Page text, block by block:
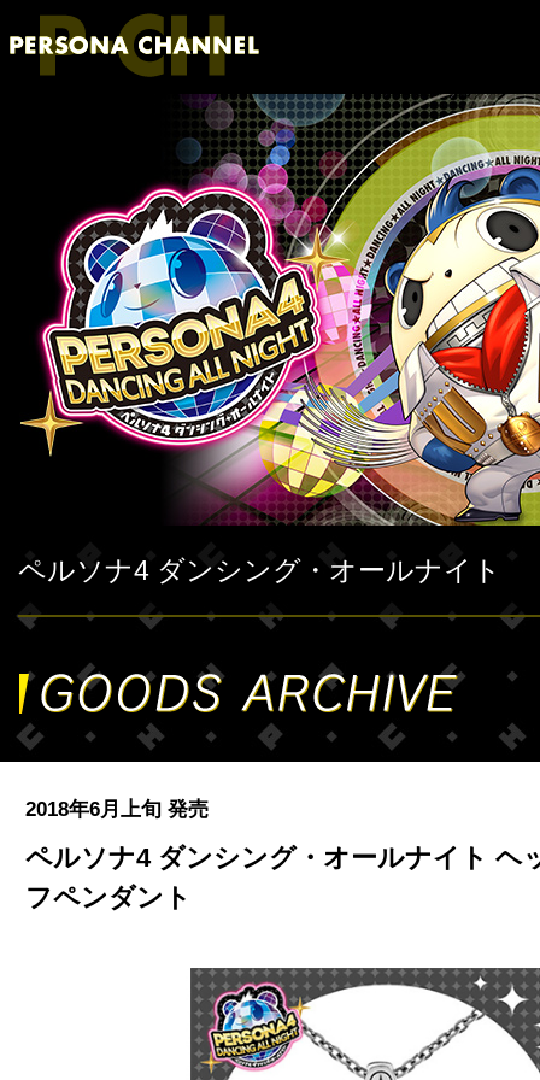
ペルソナ4 ダンシング・オールナイト
2018年6月上旬 発売
ペルソナ4 ダンシング・オールナイト ヘ
フペンダント